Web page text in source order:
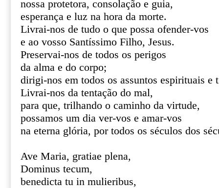
nossa protetora, consolação e guia,
esperança e luz na hora da morte.
Livrai-nos de tudo o que possa ofender-vos
e ao vosso Santíssimo Filho, Jesus.
Preservai-nos de todos os perigos
da alma e do corpo;
dirigi-nos em todos os assuntos espirituais e
Livrai-nos da tentação do mal,
para que, trilhando o caminho da virtude,
possamos um dia ver-vos e amar-vos
na eterna glória, por todos os séculos dos
Ave Maria, gratiae plena,
Dominus tecum,
benedicta tu in mulieribus,